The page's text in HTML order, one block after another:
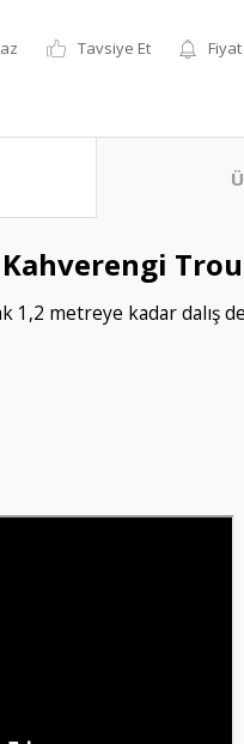
Tavsiye Et
1,2 metreye kadar